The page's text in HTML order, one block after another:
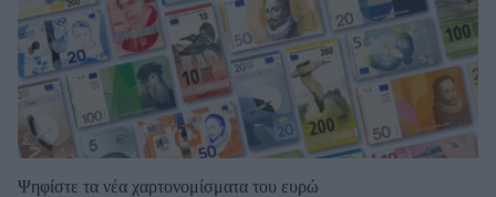
Ψηφίστε τα νέα χαρτονομίσματα του ευρώ